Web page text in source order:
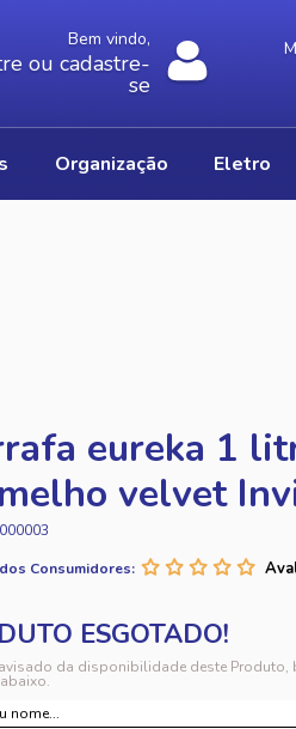
Bem vindo,
ou cadastre-
se
organização eletro
eureka 1
velvet
Consumidores:
da disponibilidade deste Produto,